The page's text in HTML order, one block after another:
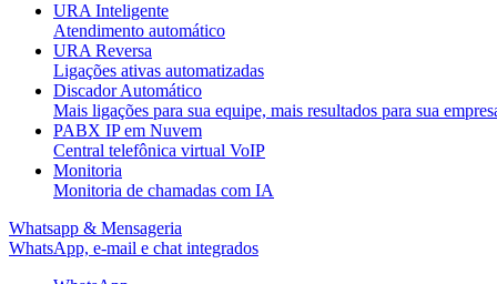
URA Inteligente
Atendimento automático
URA Reversa
Ligações ativas automatizadas
Discador Automático
Mais ligações para sua equipe, mais resultados para sua
PABX IP em Nuvem
Central telefônica virtual VoIP
Monitoria
Monitoria de chamadas com IA
Whatsapp & Mensageria
WhatsApp, e-mail e chat integrados